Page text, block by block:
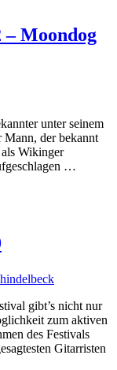
– Moondog
unter seinem
der bekannt
Wikinger
…
gibt’s nicht nur
zum aktiven
des Festivals
Gitarristen